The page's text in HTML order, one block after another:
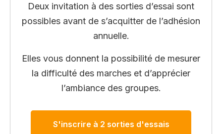
Deux invitation à des sorties d’essai sont
possibles avant de s’acquitter de l’adhésion
annuelle.
Elles vous donnent la possibilité de mesurer
la difficulté des marches et d’apprécier
l’ambiance des groupes.
S'inscrire à 2 sorties d'essais